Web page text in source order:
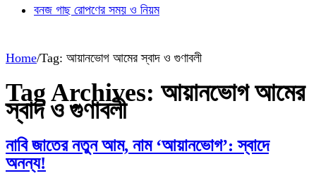
বনজ গাছ রোপণের সময় ও নিয়ম
Home/Tag: আয়ানভোগ আমের স্বাদ ও গুণাবলী
Tag Archives: আয়ানভোগ আমের
স্বাদ ও গুণাবলী
নাবি জাতের নতুন আম, নাম ‘আয়ানভোগ’: স্বাদে
অনন্য!